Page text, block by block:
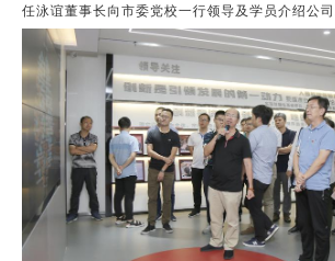
任泳谊董事长向市委党校一行领导及学员介绍公